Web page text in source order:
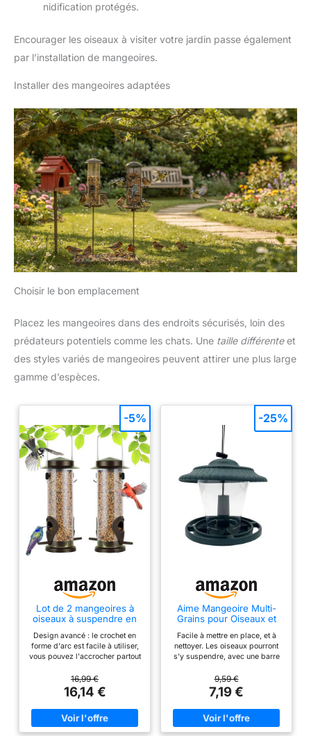
nidification protégés.
Encourager les oiseaux à visiter votre jardin passe également
par l’installation de mangeoires.
Installer des mangeoires adaptées
Choisir le bon emplacement
Placez les mangeoires dans des endroits sécurisés, loin des
prédateurs potentiels comme les chats. Une taille différenteet
des styles variés de mangeoires peuvent attirer une plus large
gamme d’espèces.
Lot de 2 mangeoires à
oiseaux à suspendre en
ports - Résistantes aux
intempéries - Café
Design avancé : le crochet en
forme d'arc est facile à utiliser,
vous pouvez l'accrocher partout
berger, branche, poteau
d'alimentation pour oiseaux. Le
couvercle supérieur n'est pas
facile à accumuler de l'eau et
peut s'adapter à toutes sortes
de mauvais temps. Deux ports
16,99 €
16,14 €
-5%
Aime Mangeoire Multi-
Grains pour Oiseaux et
Facile à mettre en place, et à
nettoyer. Les oiseaux pourront
s'y suspendre, avec une barre
Parfait pour tous types
d'oiseaux. Convient à tous
types de graines. Dimensions :
16,5x16,5x17cm.
9,59 €
7,19 €
-25%